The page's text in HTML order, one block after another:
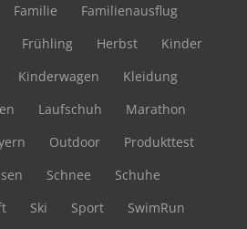
Familie
Familienausflug
Frühling Herbst
Kinder
Kinderwagen
Kleidung
Laufschuh
Marathon
Outdoor
Produkttest
Schnee
Schuhe
Ski Sport
SwimRun